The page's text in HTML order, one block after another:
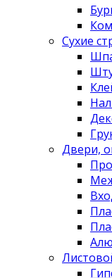
Сухие
Двери,